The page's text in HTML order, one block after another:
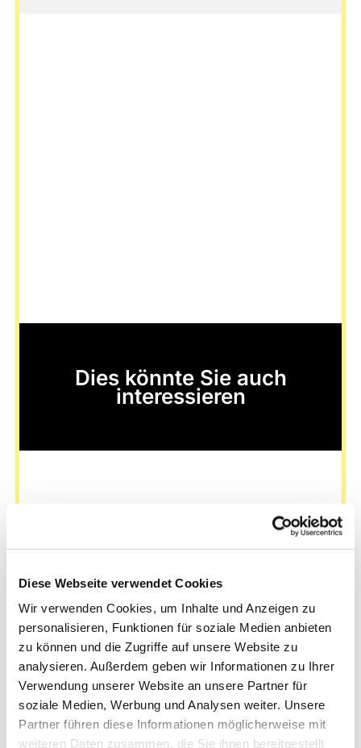
Diese Webseite verwendet Cookies
Wir verwenden Cookies, um Inhalte und Anzeigen zu
personalisieren, Funktionen für soziale Medien anbieten
zu können und die Zugriffe auf unsere Website zu
analysieren. Außerdem geben wir Informationen zu Ihrer
Verwendung unserer Website an unsere Partner für
soziale Medien, Werbung und Analysen weiter. Unsere
Partner führen diese Informationen möglicherweise mit
weiteren Daten zusammen, die Sie ihnen bereitgestellt
Dies könnte Sie auch
interessieren